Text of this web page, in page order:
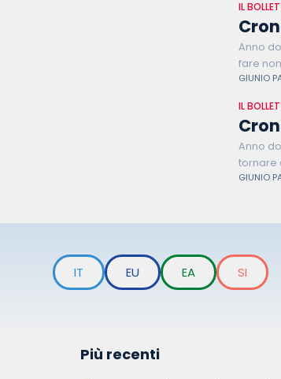
IL
Anno
fare
GIUNIO
IL
Anno
tornare
GIUNIO
IT EU EA SI
Più recenti